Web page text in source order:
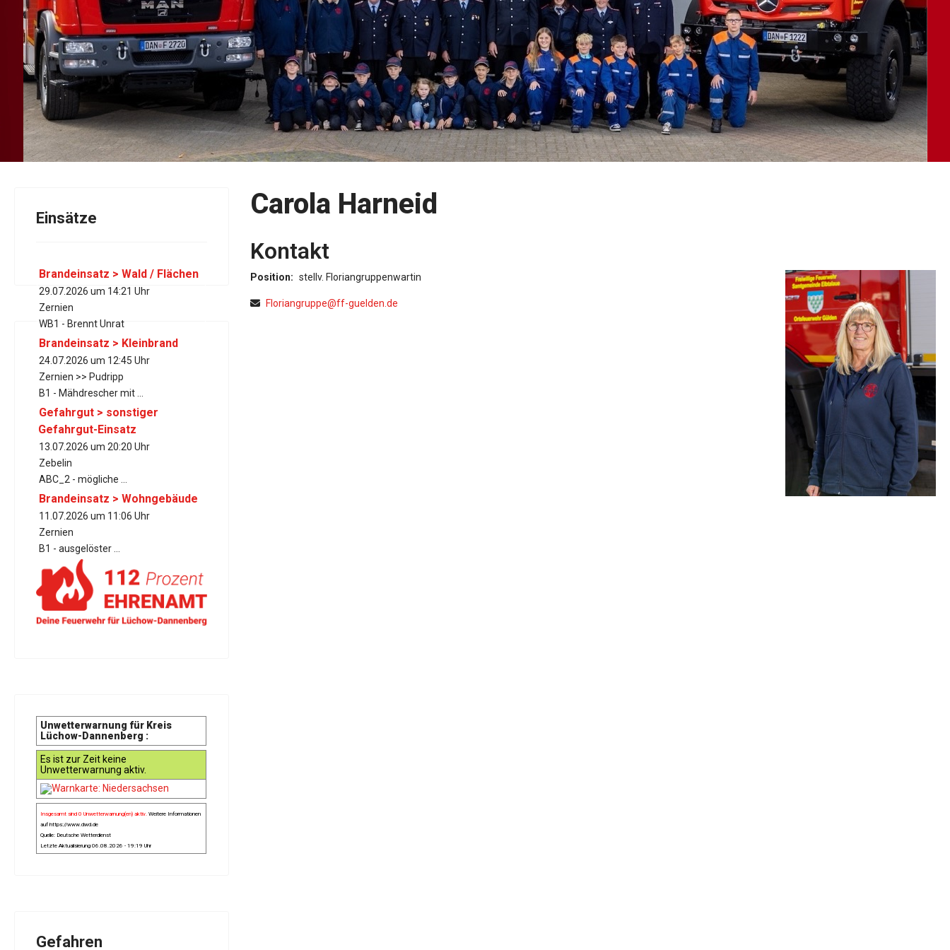
Einsätze
Brandeinsatz > Wald / Flächen
29.07.2026 um 14:21 Uhr
Zernien
WB1 - Brennt Unrat
Brandeinsatz > Kleinbrand
24.07.2026 um 12:45 Uhr
Zernien >> Pudripp
B1 - Mähdrescher mit ...
Gefahrgut > sonstiger
Gefahrgut-Einsatz
13.07.2026 um 20:20 Uhr
Zebelin
ABC_2 - mögliche ...
Brandeinsatz > Wohngebäude
11.07.2026 um 11:06 Uhr
Zernien
B1 - ausgelöster ...
Unwetterwarnung für Kreis
Lüchow-Dannenberg :
Es ist zur Zeit keine
Unwetterwarnung aktiv.
Insgesamt sind 0 Unwetterwarnung(en) aktiv. Weitere Informationen
auf https://www.dwd.de
Quelle: Deutsche Wetterdienst
Letzte Aktualisierung 06.08.2026 - 19:19 Uhr
Gefahren
Carola Harneid
Kontakt
Position: stellv. Floriangruppenwartin
E-Mail
Floriangruppe@ff-guelden.de